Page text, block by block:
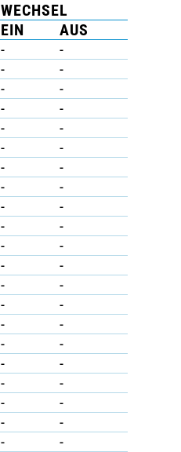
WECHSEL
EIN
AUS
-
-
-
-
-
-
-
-
-
-
-
-
-
-
-
-
-
-
-
-
-
-
-
-
-
-
-
-
-
-
-
-
-
-
-
-
-
-
-
-
- -